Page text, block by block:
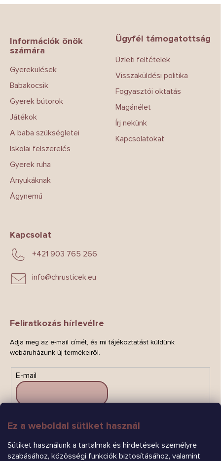
Ez a weboldal sütiket használ
Sütiket használunk a tartalmak és hirdetések személyre
szabásához, közösségi funkciók biztosításához, valamint
Információk önök
számára
Gyerekülések
Babakocsik
Gyerek bútorok
Játékok
A baba szükségletei
Iskolai felszerelés
Gyerek ruha
Anyukáknak
Ágynemű
Ügyfél támogatottság
Üzleti feltételek
Visszaküldési politika
Fogyasztói oktatás
Magánélet
Írj nekünk
Kapcsolatokat
Kapcsolat
info@chrusticek.eu
+421 903 765 266
Feliratkozás hírlevélre
Adja meg az e-mail címét, és mi tájékoztatást küldünk
webáruházunk új termékeiről.
E-mail
FELIRATKOZÁS